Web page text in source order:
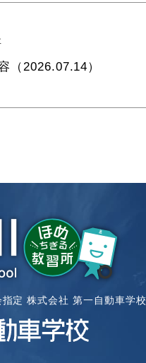
（2026.07.14）
定 株式会社 第一自動車学校